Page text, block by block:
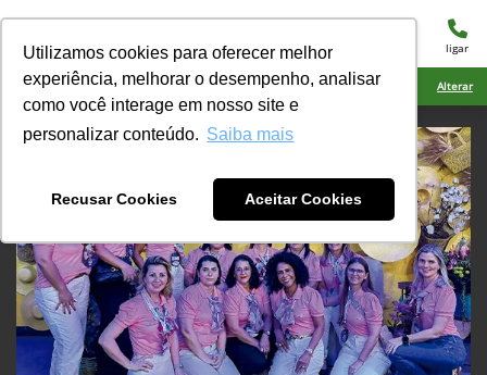
Utilizamos cookies para oferecer melhor
experiência, melhorar o desempenho, analisar
como você interage em nosso site e
personalizar conteúdo. Saiba mais
Recusar Cookies Aceitar Cookies
menu ligar
Ciarama Máquinas Ponta Porã Alterar